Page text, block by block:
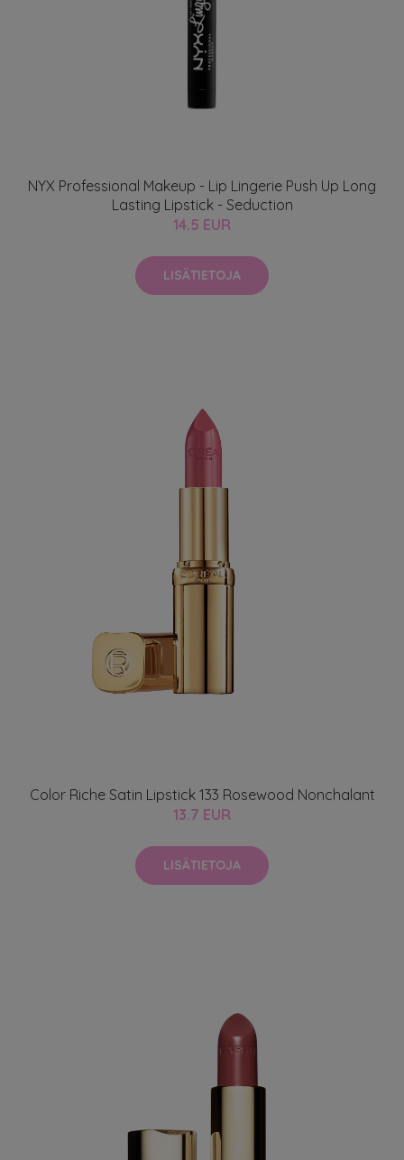
NYX Professional Makeup - Lip Lingerie Push Up Long
Lasting Lipstick - Seduction
14.5 EUR
LISÄTIETOJA
Color Riche Satin Lipstick 133 Rosewood Nonchalant
13.7 EUR
LISÄTIETOJA